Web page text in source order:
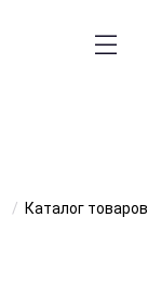
Каталог товаров